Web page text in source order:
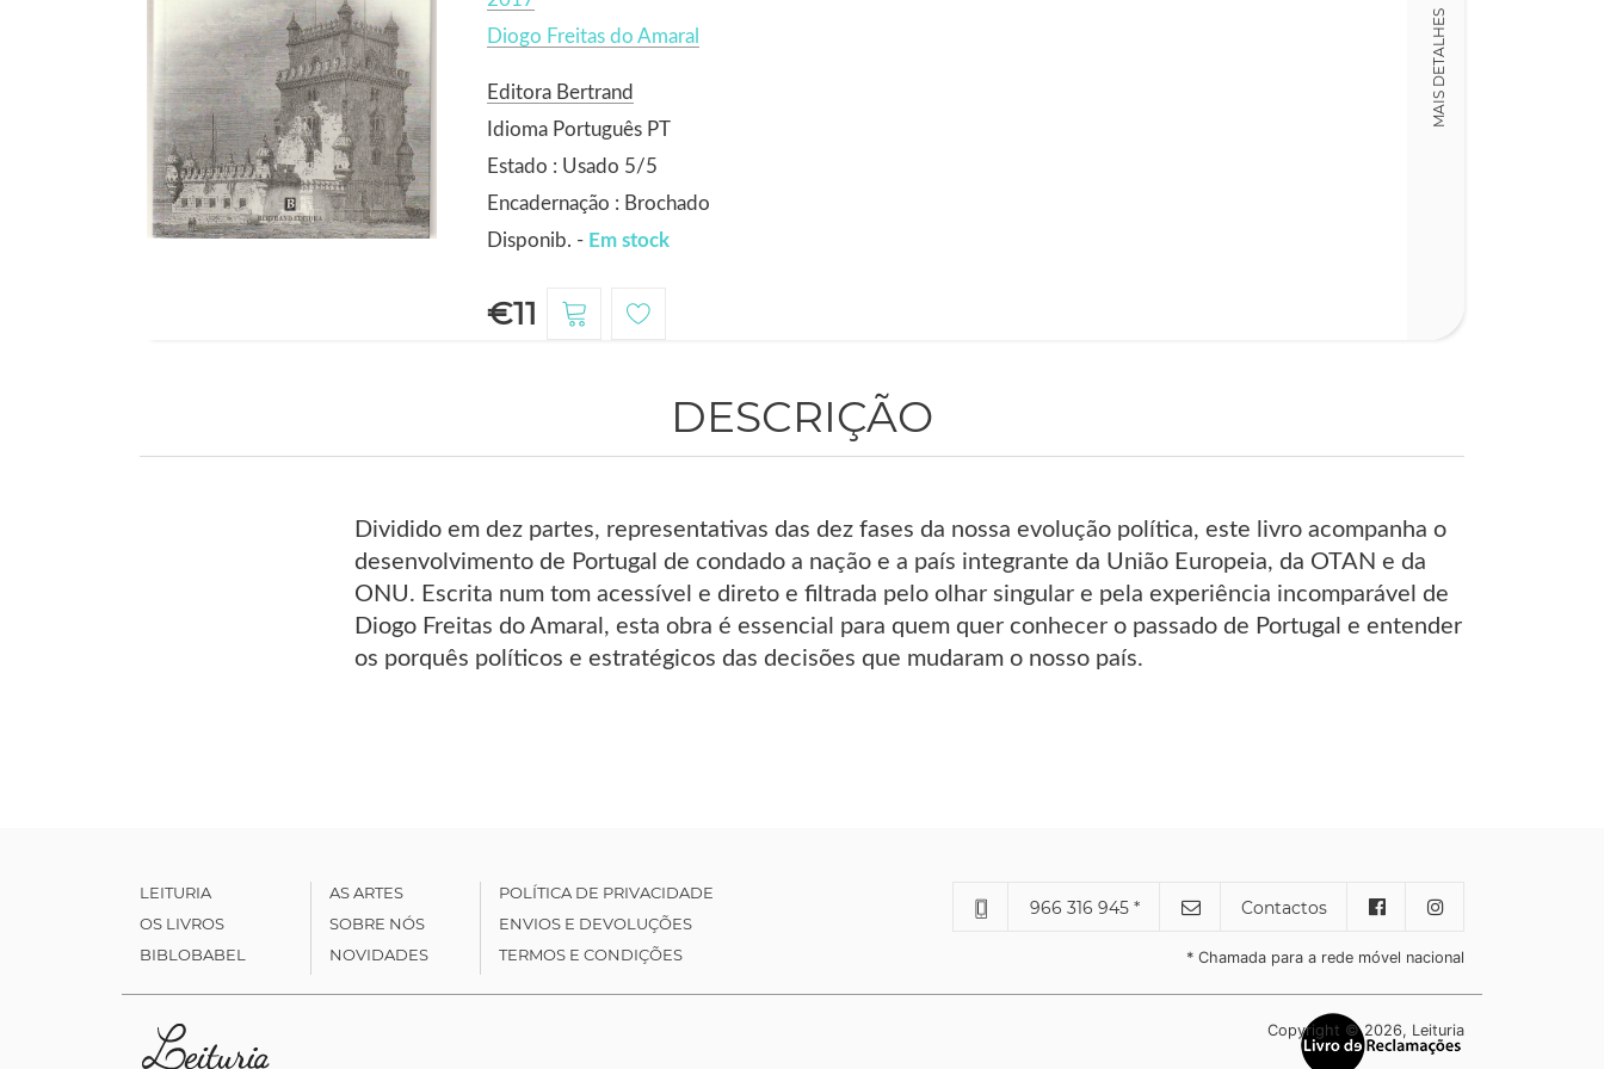
Diogo Freitas do Amaral
Editora Bertrand
Idioma Português PT
Estado : Usado 5/5
Encadernação : Brochado
Disponib. - Em stock
€11
MAIS DETALHES
DESCRIÇÃO
Dividido em dez partes, representativas das dez fases da nossa evolução política, este livro acompanha o
desenvolvimento de Portugal de condado a nação e a país integrante da União Europeia, da OTAN e da
ONU. Escrita num tom acessível e direto e filtrada pelo olhar singular e pela experiência incomparável de
Diogo Freitas do Amaral, esta obra é essencial para quem quer conhecer o passado de Portugal e entender
os porquês políticos e estratégicos das decisões que mudaram o nosso país.
LEITURIA
OS LIVROS
BIBLOBABEL
AS ARTES
SOBRE NÓS
NOVIDADES
POLÍTICA DE PRIVACIDADE
ENVIOS E DEVOLUÇÕES
TERMOS E CONDIÇÕES
966 316 945 * Contactos
* Chamada para a rede móvel nacional
Copyright © 2026, Leituria